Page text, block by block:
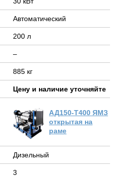
Автоматический
200 л
–
885 кг
Цену и наличие уточняйте
АД150-Т400 ЯМЗ
открытая на
раме
Дизельный
3